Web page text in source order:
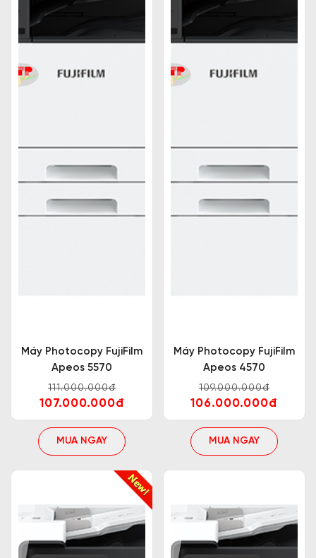
Máy Photocopy FujiFilm
Apeos 5570
111.000.000đ
107.000.000đ
MUA NGAY
Máy Photocopy FujiFilm
Apeos 4570
109.000.000đ
106.000.000đ
MUA NGAY